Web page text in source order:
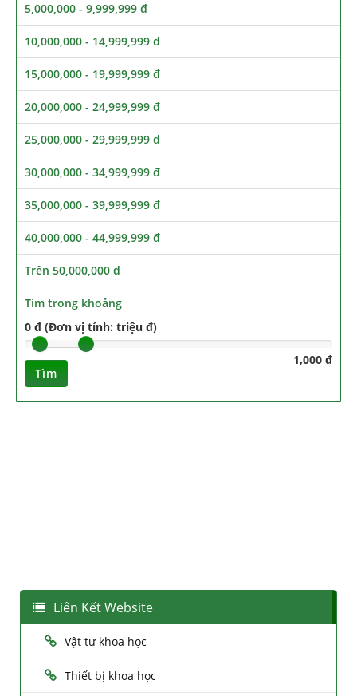
5,000,000 - 9,999,999 đ
10,000,000 - 14,999,999 đ
15,000,000 - 19,999,999 đ
20,000,000 - 24,999,999 đ
25,000,000 - 29,999,999 đ
30,000,000 - 34,999,999 đ
35,000,000 - 39,999,999 đ
40,000,000 - 44,999,999 đ
Trên 50,000,000 đ
Tìm trong khoảng
0 đ (Đơn vị tính: triệu đ)
1,000 đ
Tìm
Liên Kết Website
Vật tư khoa học
Thiết bị khoa học